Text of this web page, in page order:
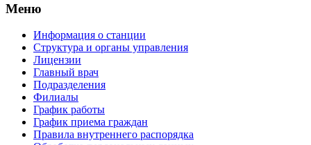
Меню
Информация о станции
Структура и органы управления
Лицензии
Главный врач
Подразделения
Филиалы
График работы
График приема граждан
Правила внутреннего распорядка